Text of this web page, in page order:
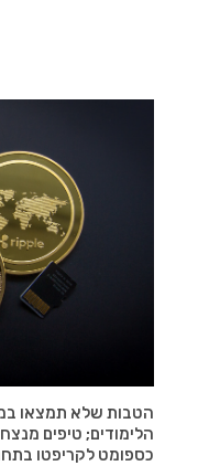
הטבות שלא תמצאו
הלימודים; טיפים
כספומט לקריפטו